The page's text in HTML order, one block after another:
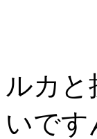
ルカ
いです